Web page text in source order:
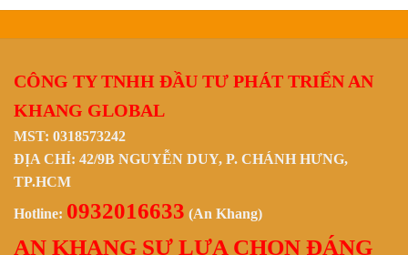
CÔNG TY TNHH ĐẦU TƯ PHÁT TRIỂN AN
KHANG GLOBAL
MST: 0318573242
ĐỊA CHỈ: 42/9B NGUYỄN DUY, P. CHÁNH HƯNG,
TP.HCM
Hotline: 0932016633 (An Khang)
AN KHANG SỰ LỰA CHỌN ĐÁNG